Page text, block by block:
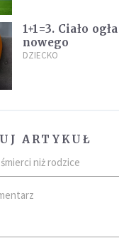
1+1=3. Ciało
nowego
DZIECKO
ARTYKUŁ
niż rodzice